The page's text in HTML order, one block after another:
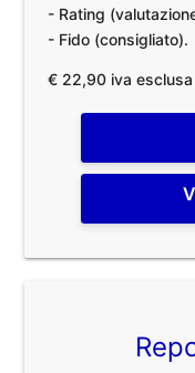
- Rating
- Fido (consigliato).
€ 22,90 iva esclusa